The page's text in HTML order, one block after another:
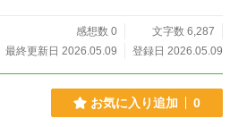
感想数 0
文字数 6,287
最終更新日 2026.05.09
登録日 2026.05.09
お気に入り追加 0